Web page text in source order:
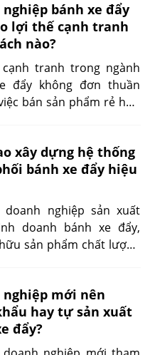
Tuy nhiên, đây cũng là
đặc thù về kỹ thuật, vốn
kỳ bán hàng và yêu
vụ sau bán hàng cao hơn
với các lĩnh vực thương
thường.
nghiệp bánh xe đẩy
lợi thế cạnh tranh
nào?
tranh trong ngành
đẩy không đơn thuần
bán sản phẩm rẻ hơn
một giải pháp giúp
chuyển ổn định, chịu
phù hợp với mặt sàn,
làm việc và tần suất
xây dựng hệ thống
bánh xe đẩy hiệu
nghiệp sản xuất
doanh bánh xe đẩy,
sản phẩm chất lượng
dài hạn chính là xây
một hệ thống phân
xe đẩy hoạt động ổn
khả năng đáp ứng nhu
nghiệp mới nên
hay tự sản xuất
đẩy?